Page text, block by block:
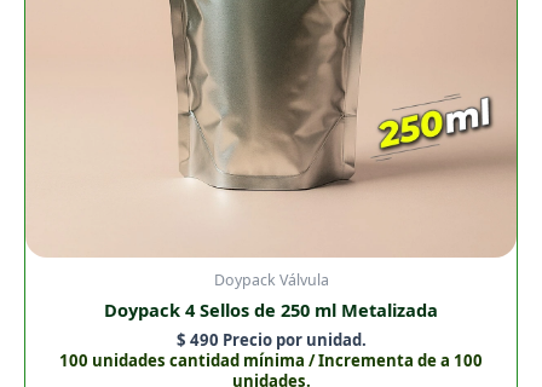
Doypack Válvula
Doypack 4 Sellos de 250 ml Metalizada
$ 490 Precio por unidad.
100 unidades cantidad mínima / Incrementa de a 100
unidades.